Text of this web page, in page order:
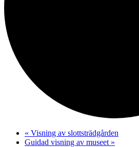
« Visning av slottsträdgården
Guidad visning av museet »